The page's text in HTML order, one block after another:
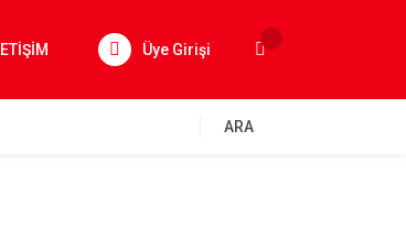
Üye Girişi
ARA